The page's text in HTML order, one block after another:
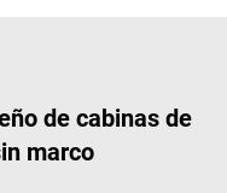
de cabinas de
marco